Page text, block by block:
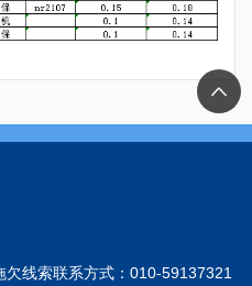
欠线索联系方式：010-59137321